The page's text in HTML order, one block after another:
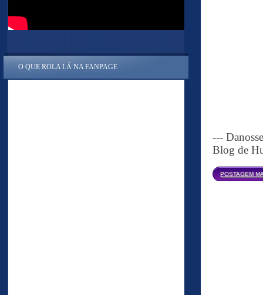
---
Blog de
POSTAGEM
O QUE ROLA LÁ NA FANPAGE